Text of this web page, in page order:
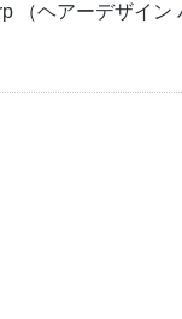
（ヘアーデザイン